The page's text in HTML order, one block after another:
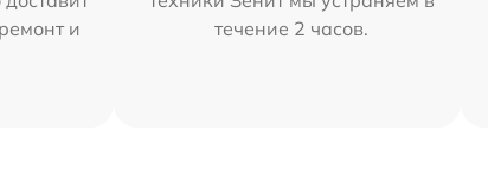
и
течение 2 часов.